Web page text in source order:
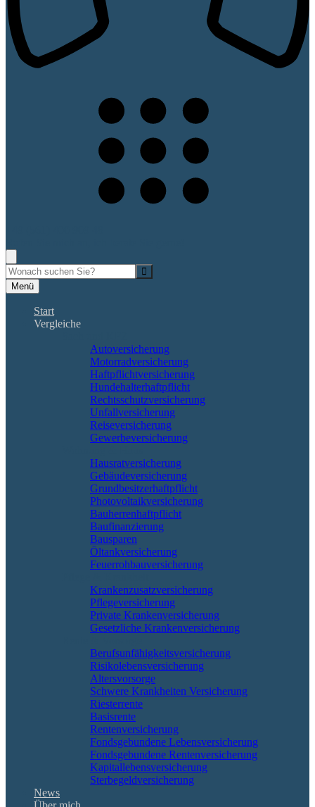
Menü
Start
Vergleiche
Autoversicherung
Motorradversicherung
Haftpflichtversicherung
Hundehalterhaftpflicht
Rechtsschutzversicherung
Unfallversicherung
Reiseversicherung
Gewerbeversicherung
Hausratversicherung
Gebäudeversicherung
Grundbesitzerhaftpflicht
Photovoltaikversicherung
Bauherrenhaftpflicht
Baufinanzierung
Bausparen
Öltankversicherung
Feuerrohbauversicherung
Krankenzusatzversicherung
Pflegeversicherung
Private Krankenversicherung
Gesetzliche Krankenversicherung
Berufs­unfähigkeitsversicherung
Risikolebensversicherung
Altersvorsorge
Schwere Krankheiten Versicherung
Riesterrente
Basisrente
Rentenversicherung
Fondsgebundene Lebensversicherung
Fondsgebundene Rentenversicherung
Kapitallebensversicherung
Sterbegeldversicherung
News